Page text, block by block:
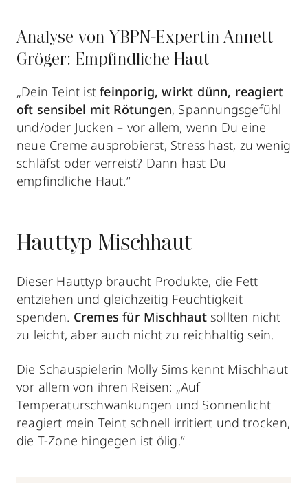
Analyse von YBPN-Expertin Annett
Gröger: Empfindliche Haut
„Dein Teint istfeinporig, wirkt dünn, reagiert
oft sensibel mit Rötungen, Spannungsgefühl
und/oder Jucken – vor allem, wenn Du eine
neue Creme ausprobierst, Stress hast, zu wenig
schläfst oder verreist? Dann hast Du
empfindliche Haut.“
Hauttyp Mischhaut
Dieser Hauttyp braucht Produkte, die Fett
entziehen und gleichzeitig Feuchtigkeit
spenden. Cremes für Mischhautsollten nicht
zu leicht, aber auch nicht zu reichhaltig sein.
Die Schauspielerin Molly Sims kennt Mischhaut
vor allem von ihren Reisen: „Auf
Temperaturschwankungen und Sonnenlicht
reagiert mein Teint schnell irritiert und trocken,
die T-Zone hingegen ist ölig.“